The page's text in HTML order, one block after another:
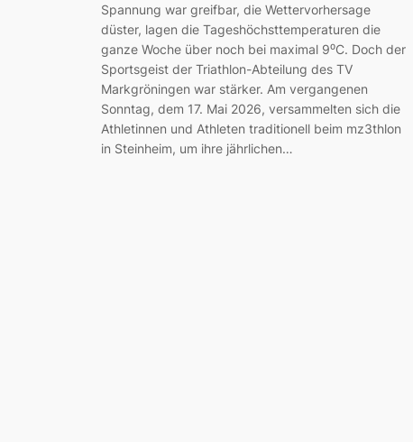
Spannung war greifbar, die Wettervorhersage
düster, lagen die Tageshöchsttemperaturen die
ganze Woche über noch bei maximal 9⁰C. Doch der
Sportsgeist der Triathlon-Abteilung des TV
Markgröningen war stärker. Am vergangenen
Sonntag, dem 17. Mai 2026, versammelten sich die
Athletinnen und Athleten traditionell beim mz3thlon
in Steinheim, um ihre jährlichen…